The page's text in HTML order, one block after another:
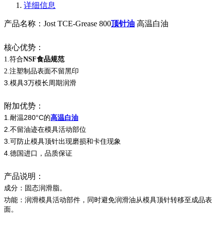
详细信息
产品名称：Jost TCE-Grease 800顶针油 高温白油
核心优势：
1.符合NSF食品规范
2.注塑制品表面不留黑印
3.模具3万模长周期润滑
附加优势：
1.耐温280°C的高温白油
2.不留油迹在模具活动部位
3.可防止模具顶针出现磨损和卡住现象
4.德国进口，品质保证
产品说明：
成分：固态润滑脂。
功能：润滑模具活动部件，同时避免润滑油从模具顶针转移至成品表
面。